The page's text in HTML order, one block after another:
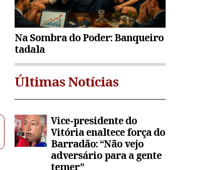
Na Sombra do Poder: Banqueiro
tadala
Últimas Notícias
Vice-presidente do
Vitória enaltece força do
Barradão: “Não vejo
adversário para a gente
temer”